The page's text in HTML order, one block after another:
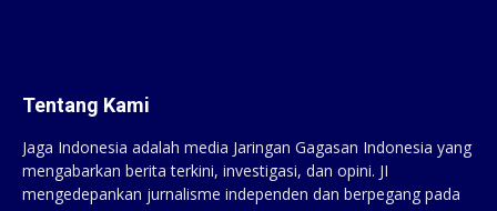
Tentang Kami
Jaga Indonesia adalah media Jaringan Gagasan Indonesia yang
mengabarkan berita terkini, investigasi, dan opini. JI
mengedepankan jurnalisme independen dan berpegang pada